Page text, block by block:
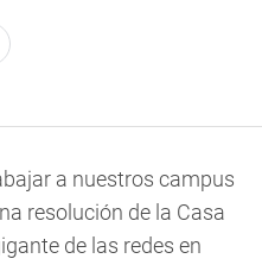
a nuestros campus
resolución de la Casa
de las redes en